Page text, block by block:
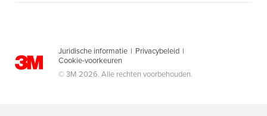
Juridische informatie | Privacybeleid |
Cookie-voorkeuren
© 3M 2026. Alle rechten voorbehouden.